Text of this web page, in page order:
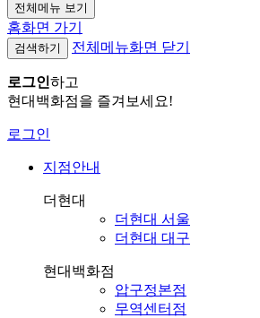
전체메뉴 보기
홈화면 가기
검색하기 전체메뉴화면 닫기
로그인하고
현대백화점을 즐겨보세요!
로그인
지점안내
더현대
더현대 서울
더현대 대구
현대백화점
압구정본점
무역센터점